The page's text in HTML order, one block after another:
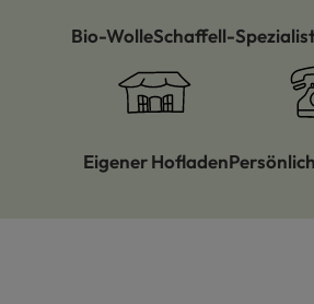
Bio-WolleSchaffell-
Eigener Hofladen